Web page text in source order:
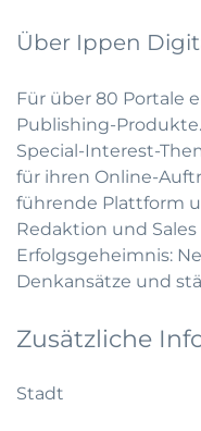
Über Ippen
Für über 80 Portale
Publishing-
Special-Interest-
für ihren Online-
führende Plattform
Redaktion und
Erfolgsgeheimnis:
Denkansätze und
Zusätzliche
Stadt